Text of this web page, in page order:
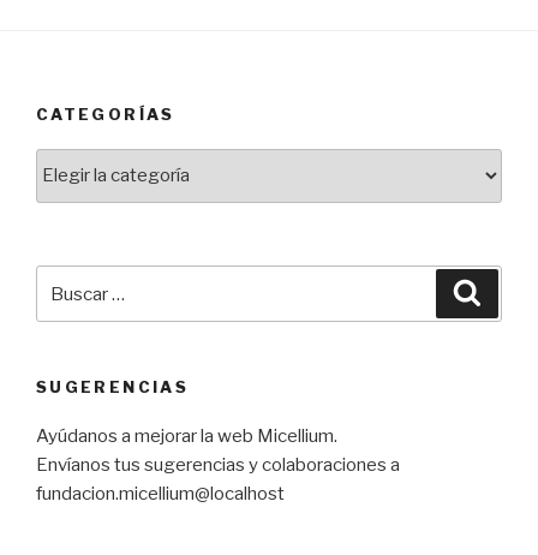
CATEGORÍAS
SUGERENCIAS
Ayúdanos a mejorar la web Micellium.
Envíanos tus sugerencias y colaboraciones a
fundacion.micellium@localhost